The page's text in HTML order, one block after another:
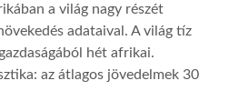
a világ nagy részét
adataival. A világ tíz
hét afrikai.
az átlagos jövedelmek 30